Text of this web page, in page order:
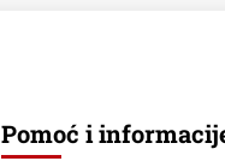
Pomoć i